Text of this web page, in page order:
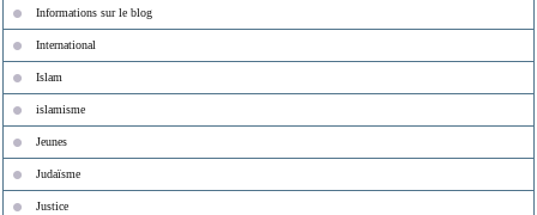
Informations sur le blog
International
Islam
islamisme
Jeunes
Judaïsme
Justice